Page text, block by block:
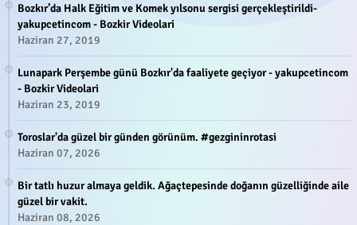
Bozkır’da Halk Eğitim ve Komek yılsonu sergisi gerçekleştirildi-
yakupcetincom - Bozkir Videolari
Haziran 27, 2019
Lunapark Perşembe günü Bozkır'da faaliyete geçiyor - yakupcetincom
- Bozkir Videolari
Haziran 23, 2019
Toroslar'da güzel bir günden görünüm. #gezgininrotasi
Haziran 07, 2026
Bir tatlı huzur almaya geldik. Ağaçtepesinde doğanın güzelliğinde aile
güzel bir vakit.
Haziran 08, 2026